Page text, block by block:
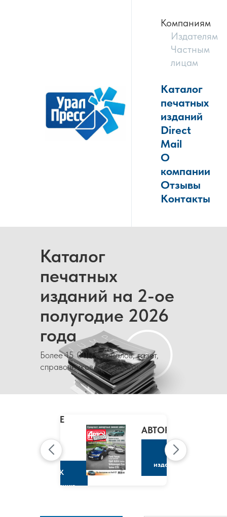
Компаниям
Издателям
Частным
лицам
Каталог
печатных
изданий
Direct
Mail
О
компании
Отзывы
Контакты
Каталог
печатных
изданий на 2-ое
полугодие 2026
года
Более 15 000 журналов, газет,
справочников и каталогов
CLAIRE
МАРИ
КЛЭР
К
изданию
АВТОРЕВЮ
К
изданию